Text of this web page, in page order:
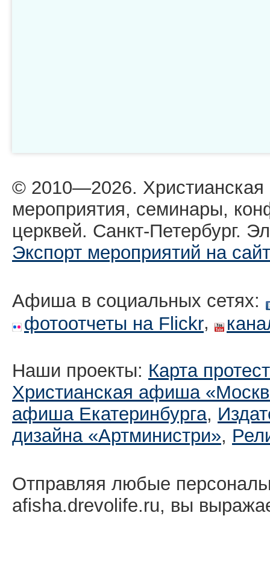
© 2010—2026.
мероприятия, семинары,
церквей. Санкт-Петербург.
Экспорт мероприятий на сайт
Афиша в социальных сетях:
фотоотчеты на Flickr,
Наши проекты: Карта
Христианская афиша
афиша Екатеринбургa,
дизайна «Артминистри»,
Отправляя любые
afisha.drevolife.ru, вы